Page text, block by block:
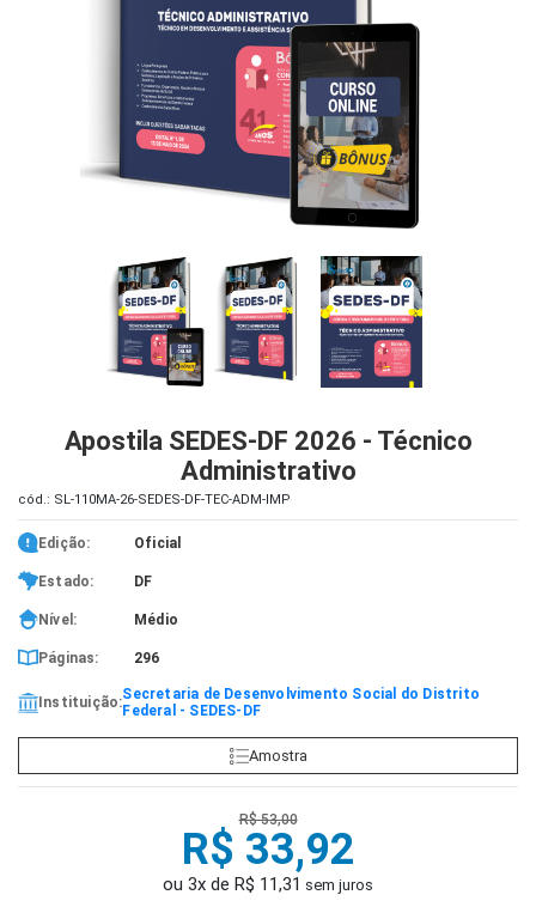
Apostila SEDES-DF 2026 - Técnico
Administrativo
cód.: SL-110MA-26-SEDES-DF-TEC-ADM-IMP
Edição: Oficial
Estado: DF
Nível: Médio
Páginas: 296
Instituição:Secretaria de Desenvolvimento Social do Distrito
Federal - SEDES-DF
Amostra
R$ 53,00
R$ 33,92
ou 3x de R$ 11,31 sem juros